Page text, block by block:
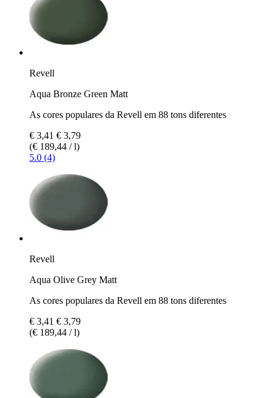
Revell
Aqua Bronze Green Matt
As cores populares da Revell em 88 tons diferentes
€ 3,41 € 3,79
(€ 189,44 / l)
5.0 (4)
Revell
Aqua Olive Grey Matt
As cores populares da Revell em 88 tons diferentes
€ 3,41 € 3,79
(€ 189,44 / l)